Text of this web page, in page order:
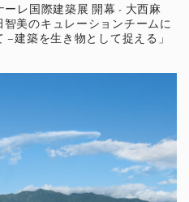
レ国際建築展 開幕 - 大西麻
美のキュレーションチームに
建築を生き物として捉える」